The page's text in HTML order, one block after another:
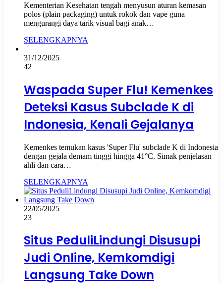
Kementerian Kesehatan tengah menyusun aturan kemasan
polos (plain packaging) untuk rokok dan vape guna
mengurangi daya tarik visual bagi anak…
SELENGKAPNYA
31/12/2025
42
Waspada Super Flu! Kemenkes
Deteksi Kasus Subclade K di
Indonesia, Kenali Gejalanya
Kemenkes temukan kasus 'Super Flu' subclade K di Indonesia
dengan gejala demam tinggi hingga 41°C. Simak penjelasan
ahli dan cara…
SELENGKAPNYA
22/05/2025
23
Situs PeduliLindungi Disusupi
Judi Online, Kemkomdigi
Langsung Take Down